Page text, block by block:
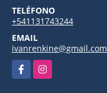
TELÉFONO
+541131743244
EMAIL
ivanrenkine@gmail.com
FacebookInstagram